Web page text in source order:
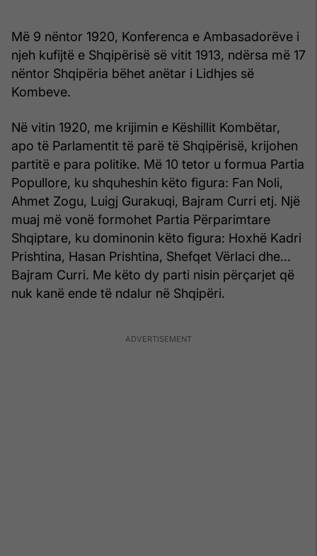
Më 9 nëntor 1920, Konferenca e Ambasadorëve i
njeh kufijtë e Shqipërisë së vitit 1913, ndërsa më 17
nëntor Shqipëria bëhet anëtar i Lidhjes së
Kombeve.
Në vitin 1920, me krijimin e Këshillit Kombëtar,
apo të Parlamentit të parë të Shqipërisë, krijohen
partitë e para politike. Më 10 tetor u formua Partia
Popullore, ku shquheshin këto figura: Fan Noli,
Ahmet Zogu, Luigj Gurakuqi, Bajram Curri etj. Një
muaj më vonë formohet Partia Përparimtare
Shqiptare, ku dominonin këto figura: Hoxhë Kadri
Prishtina, Hasan Prishtina, Shefqet Vërlaci dhe...
Bajram Curri. Me këto dy parti nisin përçarjet që
nuk kanë ende të ndalur në Shqipëri.